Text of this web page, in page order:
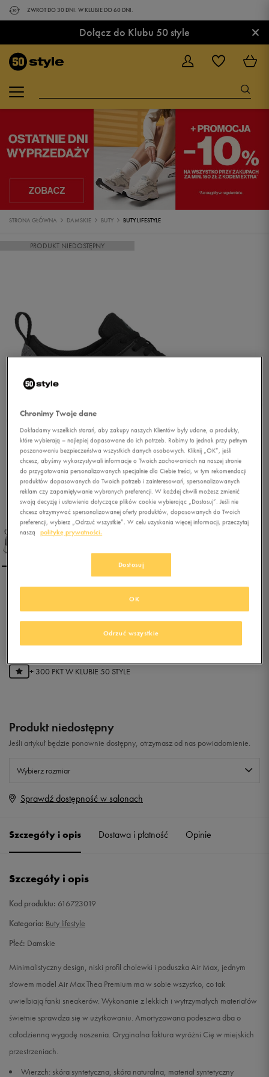
ZWROT DO 30 DNI. W KLUBIE DO 60 DNI.
Dołącz do Klubu 50 style ×
STRONA GŁÓWNA DAMSKIE BUTY BUTY LIFESTYLE
PRODUKT NIEDOSTĘPNY
MAX THEA PRM
59,99złz Vat
+ 300 PKT W KLUBIE 50 STYLE
Produkt niedostępny
Jeśli artykuł będzie ponownie dostępny, otrzymasz od nas powiadomienie.
Wybierz rozmiar
Rozmiary EU
38 24 cm
39 25 cm Powiadom o dostępności
25,5 cm
26 cm Powiadom o dostępności
41 26,5 cm Powiadom o dostępności
Sprawdź dostępność w salonach
Szczegóły i opis Dostawa i płatność Opinie
Szczegóły i opis
Kod produktu: 616723019
Kategoria: Buty lifestyle
Płeć: Damskie
Minimalistyczny design, niski profil cholewki i poduszka Air Max, jednym
słowem model Air Max Thea Premium ma w sobie wszystko, co tak
uwielbiają fanki sneakerów. Wykonanie z lekkich i wytrzymałych materiałów
świetnie sprawdza się w użytkowaniu. Amortyzowana podeszwa dba o
całodzienną wygodę noszenia. Oryginalna faktura wyróżni Cię w miejskich
przestrzeniach.
Wierzch: skóra syntetyczna, skóra naturalna, materiał syntetyczny
Chronimy Twoje dane
Dokładamy wszelkich starań, aby zakupy naszych Klientów były udane, a produkty,
które wybierają – najlepiej dopasowane do ich potrzeb. Robimy to jednak przy pełnym
poszanowaniu bezpieczeństwa wszystkich danych osobowych. Kliknij „OK”, jeśli
chcesz, abyśmy wykorzystywali informacje o Twoich zachowaniach na naszej stronie
do przygotowania personalizowanych specjalnie dla Ciebie treści, w tym rekomendacji
produktów dopasowanych do Twoich potrzeb i zainteresowań, spersonalizowanych
reklam czy zapamiętywanie wybranych preferencji. W każdej chwili możesz zmienić
swoją decyzję i ustawienia dotyczące plików cookie wybierając „Dostosuj”. Jeśli nie
chcesz otrzymywać spersonalizowanej oferty produktów, dopasowanych do Twoich
preferencji, wybierz „Odrzuć wszystkie”. W celu uzyskania więcej informacji, przeczytaj
naszą
politykę prywatności.
Dostosuj
Odrzuć wszystkie
OK